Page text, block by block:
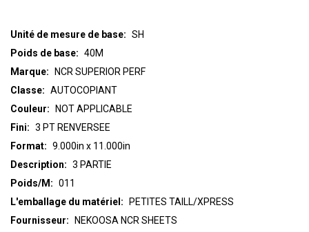
Classe: AUTOCOPIANT
Couleur:
NOT APPLICABLE
Description: 3 PARTIE
Fini: 3 PT RENVERSEE
Fournisseur: NEKOOSA NCR SHEETS
L'emballage du matériel: PETITES TAILL/XPRESS
Marque: NCR SUPERIOR PERF
Poids de base: 40M
Poids/M: 011
Unité de mesure de base: SH
Format: 9.000in x 11.000in